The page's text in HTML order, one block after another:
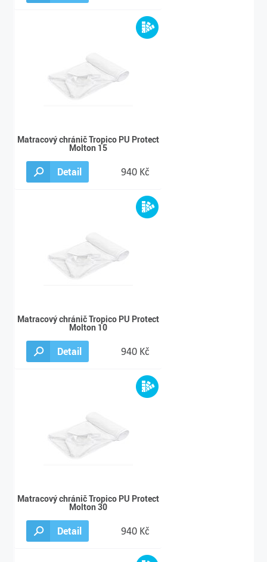
Matracový chránič Tropico PU Protect
Molton 15
Detail 940 Kč
Matracový chránič Tropico PU Protect
Molton 10
Detail 940 Kč
Matracový chránič Tropico PU Protect
Molton 30
Detail 940 Kč